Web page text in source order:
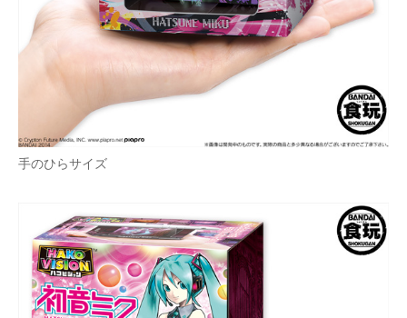
マーケ×ITの今がよく分かる
ITエンジニア向け専門サイト
企業向けIT製品の総合サイト
IT製品の技術・比較・事例
モノづくり技術者専門サイト
エレクトロニクス専門サイト
電子設計の基本と応用
手のひらサイズ